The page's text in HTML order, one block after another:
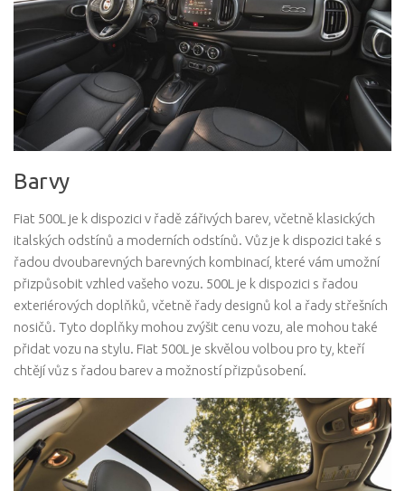
Barvy
Fiat 500L je k dispozici v řadě zářivých barev, včetně klasických
italských odstínů a moderních odstínů. Vůz je k dispozici také s
řadou dvoubarevných barevných kombinací, které vám umožní
přizpůsobit vzhled vašeho vozu. 500L je k dispozici s řadou
exteriérových doplňků, včetně řady designů kol a řady střešních
nosičů. Tyto doplňky mohou zvýšit cenu vozu, ale mohou také
přidat vozu na stylu. Fiat 500L je skvělou volbou pro ty, kteří
chtějí vůz s řadou barev a možností přizpůsobení.